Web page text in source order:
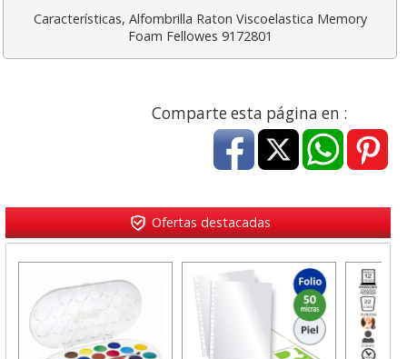
Características, Alfombrilla Raton Viscoelastica Memory
Foam Fellowes 9172801
Comparte esta página en :
Ofertas destacadas